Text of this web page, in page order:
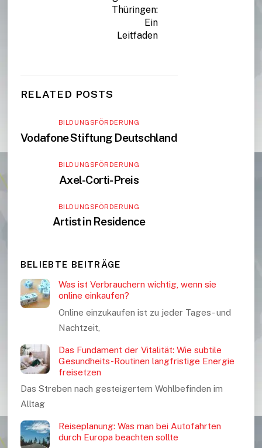
Thüringen:
Ein
Leitfaden
RELATED POSTS
BILDUNGSFÖRDERUNG
Vodafone Stiftung Deutschland
BILDUNGSFÖRDERUNG
Axel-Corti-Preis
BILDUNGSFÖRDERUNG
Artist in Residence
BELIEBTE BEITRÄGE
Was ist Verbrauchern wichtig, wenn sie
online einkaufen?
Online einzukaufen ist zu jeder Tages- und
Nachtzeit,
Das Fundament der Vitalität: Wie subtile
Gesundheits-Routinen langfristige Energie
freisetzen
Das Streben nach gesteigertem Wohlbefinden im
Alltag
Reiseplanung: Was man bei Autofahrten
durch Europa beachten sollte